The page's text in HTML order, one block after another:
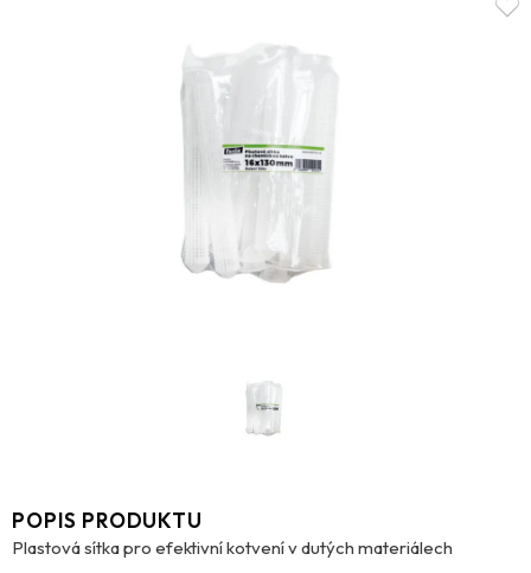
POPIS PRODUKTU
Plastová sítka pro efektivní kotvení v dutých materiálech